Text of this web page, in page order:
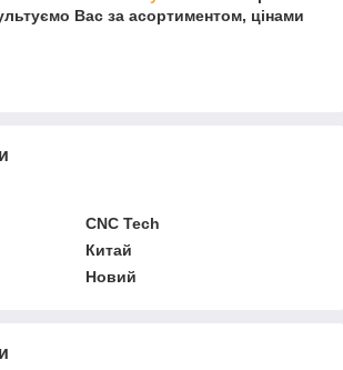
Вас за асортиментом, цінами
CNC Tech
Китай
Новий